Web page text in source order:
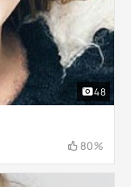
80%
48